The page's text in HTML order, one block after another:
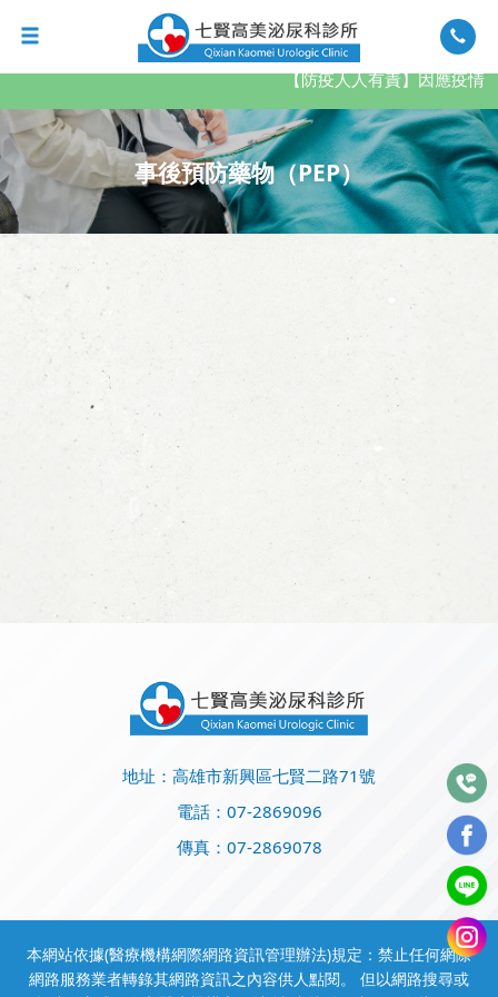
【防疫人人有責】因應疫情
事後預防藥物（PEP）
地址：高雄市新興區七賢二路71號
電話： 07-2869096
傳真：07-2869078
本網站依據(醫療機構網際網路資訊管理辦法)規定：禁止任何網際
網路服務業者轉錄其網路資訊之內容供人點閱。 但以網路搜尋或